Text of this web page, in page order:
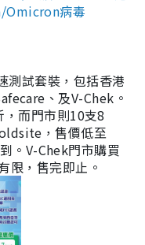
Omicron病毒
測試套裝，包括香港
、及V-Chek。
而門市則10支8
，售價低至
。V-Chek門市購買
限，售完即止。